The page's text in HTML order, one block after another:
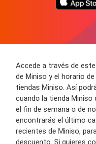
Accede a través de
de Miniso y el horario
tiendas Miniso. Así
cuando la tienda
el fin de semana o de
encontrarás el último
recientes de Miniso,
descuento. Si quieres